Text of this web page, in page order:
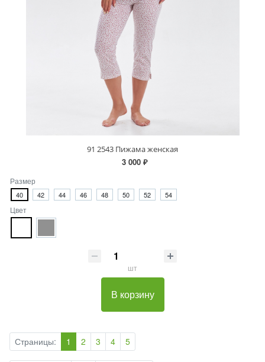
91 2543 Пижама женская
3 000 ₽
Размер
40 42 44 46 48 50 52 54
Цвет
шт
В корзину
Страницы: 1 2 3 4 5